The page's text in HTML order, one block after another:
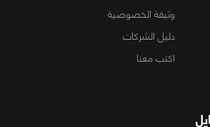
وثيقة الخصوصية
دليل الشركات
اكتب معنا